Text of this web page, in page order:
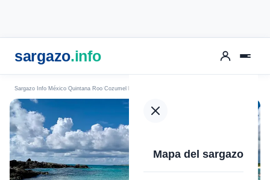
sargazo.info
Mapa del sargazo
Sargazo Info México Quintana Roo Cozumel